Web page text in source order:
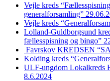
Vejle kreds
generalforsamling”
Vejle kreds
Lolland-Guldborgsund
fællesspisning og bingo”
Favrskov KREDSEN
Kolding kreds
ULF-ungdom Lokalkreds
8.6.2024